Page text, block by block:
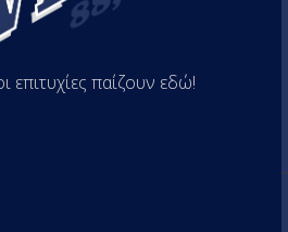
επιτυχίες παίζουν εδώ!